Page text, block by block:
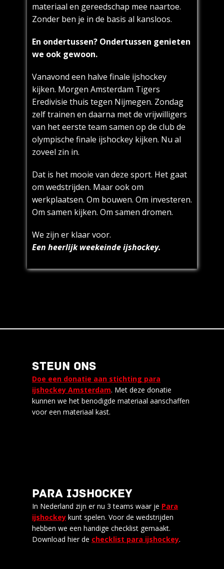
materiaal en gereedschap mee naartoe.
Zonder ben je in de basis al kansloos.
En ondertussen? Ondertussen genieten
we ook gewoon.
Vanavond een halve finale ijshockey
kijken. Morgen Amsterdam Tigers
Eredivisie thuis tegen Nijmegen. Zondag
zelf trainen en daarna met de vrijwilligers
van het eerste team samen op de club de
olympische finale ijshockey kijken. Nu al
zoveel zin in.
Dat is het mooie van deze sport. Het gaat
om wedstrijden. Maar ook om
werkplaatsen. Om bouwen. Om investeren.
Om samen kijken. Om samen dromen.
We zijn er klaar voor.
Een heerlijk weekeinde ijshockey.
STEUN ONS
Doe een donatie aan stichting para
ijshockey Amsterdam. Met deze donatie
kunnen we het benodigde materiaal aanschaffen
voor een materiaal kast.
PARA IJSHOCKEY
In Nederland zijn er nu 3 teams waar je Para
ijshockey kunt spelen. Voor de wedstrijden
hebben we een handige checklist gemaakt.
Download hier de checklist para ijshockey.